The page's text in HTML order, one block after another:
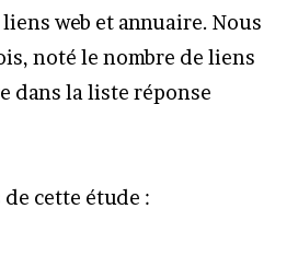
web et annuaire. Nous
noté le nombre de liens
dans la liste réponse
cette étude :